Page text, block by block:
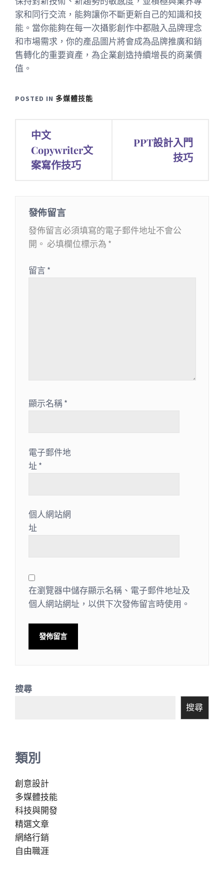
家和同行交流，能夠讓你不斷更新自己的知識和技
能。當你能夠在每一次攝影創作中都融入品牌理念
和市場需求，你的產品圖片將會成為品牌推廣和銷
售轉化的重要資產，為企業創造持續增長的商業價
值。
POSTED IN 多媒體技能
中文
Copywriter文
案寫作技巧
PPT設計入門
技巧
發佈留言
發佈留言必須填寫的電子郵件地址不會公
開。 必填欄位標示為 *
留言*
顯示名稱*
電子郵件地
址 *
個人網站網
址
在瀏覽器中儲存顯示名稱、電子郵件地址及
個人網站網址，以供下次發佈留言時使用。
搜尋
搜尋
類別
創意設計
多媒體技能
科技與開發
精選文章
網絡行銷
自由職涯